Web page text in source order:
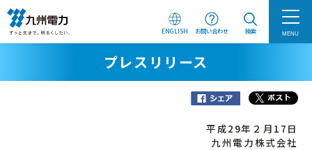
ENGLISH お問い合わせ 検索 MENU
プレスリリース
平成29年２月17日
九州電力株式会社